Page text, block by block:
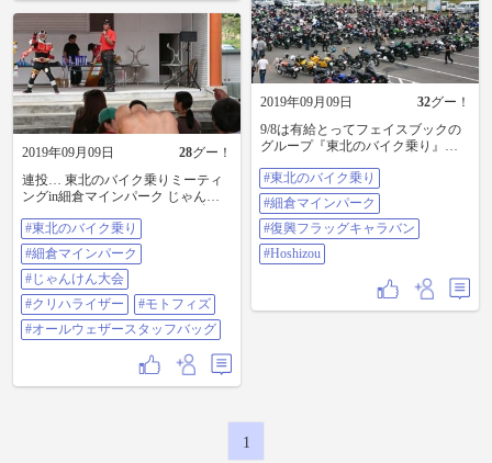
てもらい、ミーティングの醍醐味
を感じました☺️ C125のカブむっち
ゃくちゃカッコよか！ 発売された
とき、本気でほしい！って思った1
台。 青っぽいカラーばかり見るけ
ど、黒って初めて見ました。黒も
カッコいいな〜。 会場内でサニト
ぁって見てたら、荷台にはなん
と！？メグロ！？ おぉ、博物館以
外で初めて見たかも👀 小腹が空い
たのでお友達とそのご友人の皆さ
んとラーメンを食べに行ったら、
昔ながらのシンプルな醤油ラーメ
ンでメッチャうまい！！これまで
食べたラーメンで一番かもしれ
ん！ やっぱラーメンはコッテリよ
りアッサリがいい！ カワイイおじ
いちゃんとお婆ちゃんが営まれて
て、ややや！これ絶対うまいやつ
だよ！！って感じだった👍ご馳走
お土産（ステッカーをゲット！）
2019年09月09日 28グー！
連投… 東北のバイク乗りミーティ
ングin細倉マインパーク じゃんけ
手はご当地ヒーローのクリハライ
ザー そして商品ゲットしました♪ヽ
(´▽｀)/ モトフィズのオールウェザ
ースタッフバッグMを頂きました
(人´∀`)♪ #東北のバイク乗り #細倉
マインパーク #じゃんけん大会 #ク
リハライザー #モトフィズ #オール
ウェザースタッフバッグ
#東北のバイク乗り
#細倉マインパーク
#じゃんけん大会
#クリハライザー
#モトフィズ
#オールウェザースタッフバッグ
2019年09月09日 32グー！
9/8は有給とってフェイスブックの
グループ『東北のバイク乗り』ミ
って来ました♪ヽ(´▽｀)/ 主催者発表
ではバイク1100台・車50台の1200
人程集まったみたいです(oﾟДﾟﾉ)ﾉ
復興フラッグ持って写真を撮って
復興フラッグキャラバンのHoshizou
さんも自動で一緒？にパチリ
#細倉マインパーク #復興フラッグ
キャラバン #Hoshizou
#東北のバイク乗り
#細倉マインパーク
#復興フラッグキャラバン
#Hoshizou
1